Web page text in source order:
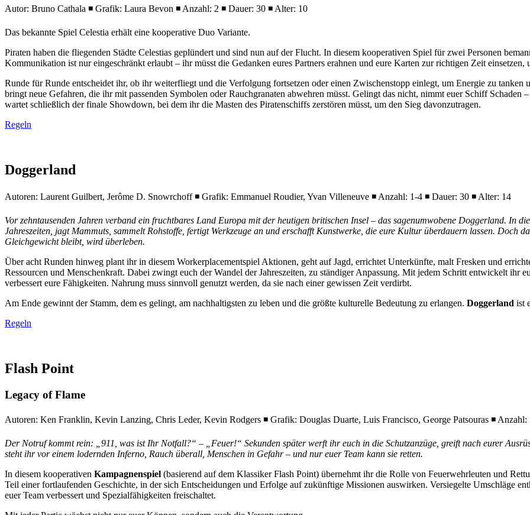
Autor: Bruno Cathala ◾ Grafik: Laura Bevon ◾ Anzahl: 2 ◾ Dauer: 30 ◾ Alter: 10
Das bekannte Spiel Celestia erhält eine kooperative Duo Variante.
Piraten haben die fliegenden Städte Celestias geplündert und sind nun auf der Flucht. In diesem kooperativen Spiel für zwei Personen
Kommunikation ist nur eingeschränkt erlaubt – ihr müsst die Gedanken eures Partners erahnen und eure Karten zur richtigen Zeit
Runde für Runde entscheidet ihr, ob ihr weiterfliegt und die Verfolgung fortsetzen oder einen Zwischenstopp einlegt, um Energie zu
bringt neue Gefahren, die ihr mit passenden Symbolen oder Rauchgranaten abwehren müsst. Gelingt das nicht, nimmt euer Schiff
wartet schließlich der finale Showdown, bei dem ihr die Masten des Piratenschiffs zerstören müsst, um den Sieg davonzutragen.
Regeln
Doggerland
Autoren: Laurent Guilbert, Jerôme D. Snowrchoff ◾ Grafik: Emmanuel Roudier, Yvan Villeneuve ◾ Anzahl: 1-4 ◾ Dauer: 30 ◾ Alter: 14
Vor zehntausenden Jahren verband ein fruchtbares Land Europa mit der heutigen britischen Insel – das sagenumwobene Doggerland. In
Jahreszeiten, jagt Mammuts, sammelt Rohstoffe, fertigt Werkzeuge an und erschafft Kunstwerke, die eure Kultur überdauern lassen. Doch
Gleichgewicht bleibt, wird überleben.
Über acht Runden hinweg plant ihr in diesem Workerplacementspiel Aktionen, geht auf Jagd, errichtet Unterkünfte, malt Fresken und
Ressourcen und Menschenkraft. Dabei zwingt euch der Wandel der Jahreszeiten, zu ständiger Anpassung. Mit jedem Schritt entwickelt ihr
verbessert eure Fähigkeiten. Nahrung muss sinnvoll genutzt werden, da sie nach einer gewissen Zeit verdirbt.
Am Ende gewinnt der Stamm, dem es gelingt, am nachhaltigsten zu leben und die größte kulturelle Bedeutung zu erlangen. Doggerland ist
Regeln
Flash Point
Legacy of Flame
Autoren: Ken Franklin, Kevin Lanzing, Chris Leder, Kevin Rodgers ◾ Grafik: Douglas Duarte, Luis Francisco, George Patsouras ◾ Anzahl:
Der Notruf kommt rein: „911, was ist Ihr Notfall?“ – „Feuer!“ Sekunden später werft ihr euch in die Schutzanzüge, greift nach eurer
steht ihr vor einem lodernden Inferno, Rauch überall, Menschen in Gefahr – und nur euer Team kann sie retten.
In diesem kooperativen Kampagnenspiel (basierend auf dem Klassiker Flash Point) übernehmt ihr die Rolle von Feuerwehrleuten und
Teil einer fortlaufenden Geschichte, in der sich Entscheidungen und Erfolge auf zukünftige Missionen auswirken. Versiegelte Umschläge
euer Team verbessert und Spezialfähigkeiten freischaltet.